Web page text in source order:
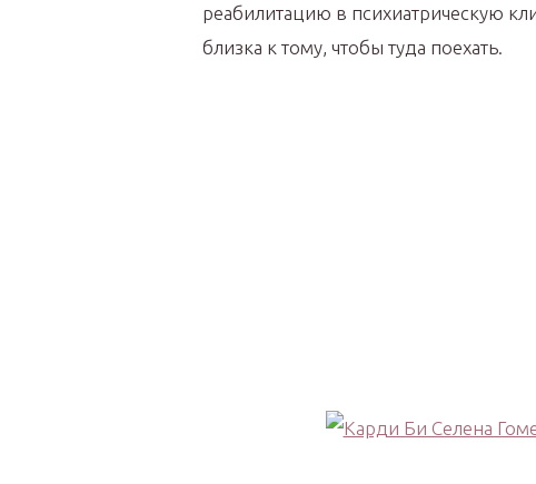
реабилитацию в психиатрическую
близка к тому, чтобы туда поехать.